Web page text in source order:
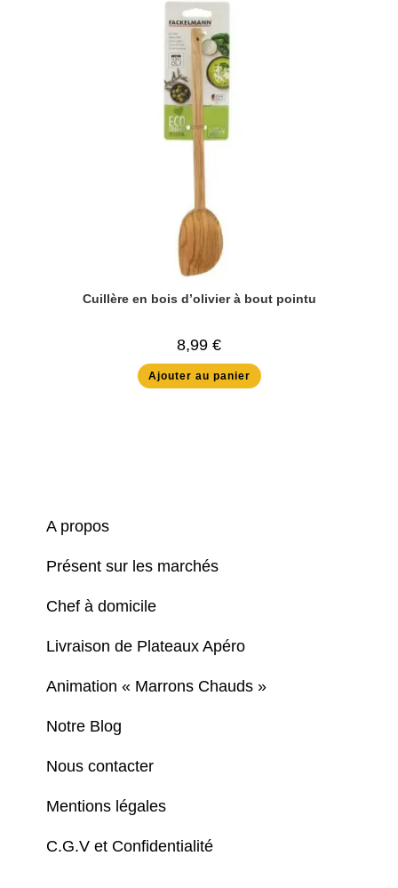
Cuillère en bois d’olivier à bout pointu
8,99 €
Ajouter au panier
A propos
Présent sur les marchés
Chef à domicile
Livraison de Plateaux Apéro
Animation « Marrons Chauds »
Notre Blog
Nous contacter
Mentions légales
C.G.V et Confidentialité